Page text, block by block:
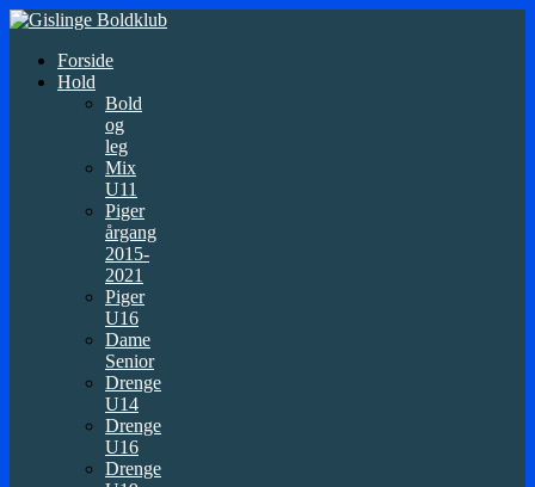
Forside
Hold
Bold
og
leg
Mix
U11
Piger
årgang
2015-
2021
Piger
U16
Dame
Senior
Drenge
U14
Drenge
U16
Drenge